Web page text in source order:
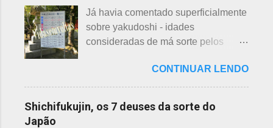
incêndios, para que não se
propaguem. A colocação dos baldes
depende de cada associação de
bairro, não sendo, portanto,
obrigatória, e visto em pouquíssimas
uma opinião, não consultei ninguém
acessórios usados, mas nem sempre
tem interesse nas peças, além do
baixo preço oferecido. Doar dá uma
vender a preço baixo. O Japão é um
país que recicla há muitos anos e
leva muito a sério. Em cidades como
Já havia comentado superficialmente
sobre yakudoshi - idades
consideradas de má sorte pelos
nesta >>> postagem e não havia
feito uma exclusiva sobre o assunto,
até porque existem toneladas de
informações pela net. No entanto, a
CONTINUAR LENDO
Shichifukujin, os 7 deuses da sorte do
Japão